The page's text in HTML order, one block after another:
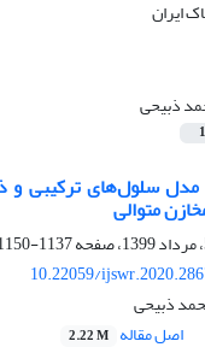
ذبیحی
1
سلول‌های ترکیبی و
متوالی
1137-1150
10.22059/
ذبیحی
اصل مقاله 2.22 M